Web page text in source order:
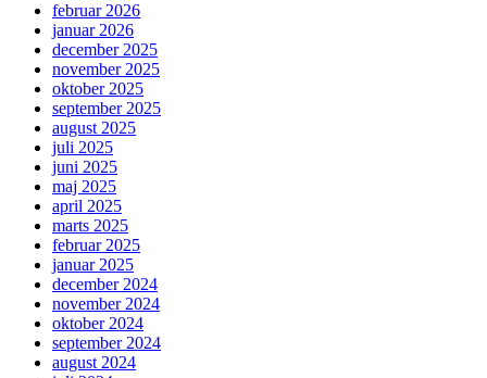
februar 2026
januar 2026
december 2025
november 2025
oktober 2025
september 2025
august 2025
juli 2025
juni 2025
maj 2025
april 2025
marts 2025
februar 2025
januar 2025
december 2024
november 2024
oktober 2024
september 2024
august 2024